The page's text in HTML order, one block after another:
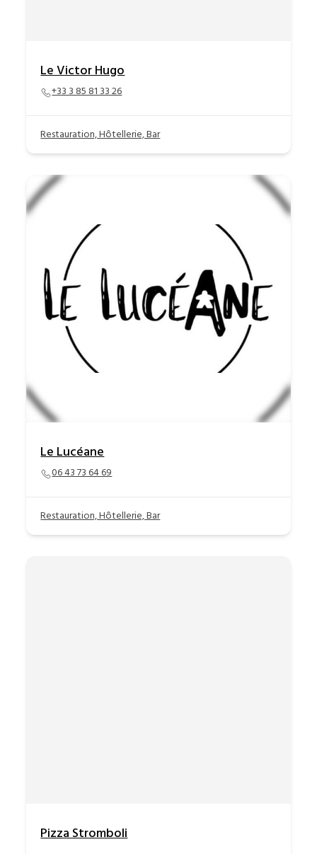
Le Victor Hugo
+33 3 85 81 33 26
Restauration, Hôtellerie, Bar
Le Lucéane
06 43 73 64 69
Restauration, Hôtellerie, Bar
Pizza Stromboli